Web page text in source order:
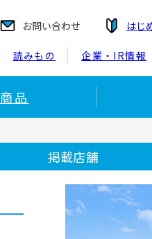
お問い合わせ はじ
読みもの 企業・IR情報
品
掲載店舗